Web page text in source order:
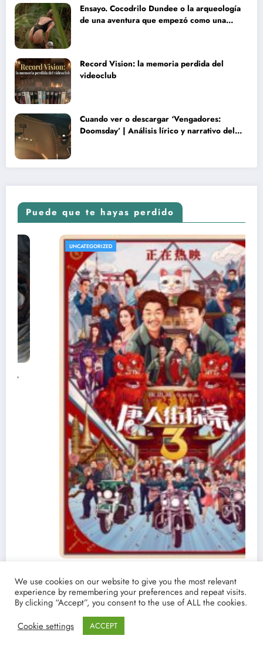
Ensayo. Cocodrilo Dundee o la arqueología
de una aventura que empezó como una
Record Vision: la memoria perdida del
videoclub
Cuando ver o descargar ‘Vengadores:
Doomsday’ | Análisis lírico y narrativo del
Puede que te hayas perdido
UNCATEGORIZED
Ver y Descargar ‘Detective Chinatown 3’ |
Torrent castellano español | La película china
que supera en taquillla a Endgame
19/03/2021 lucenpop
We use cookies on our website to give you the most relevant
experience by remembering your preferences and repeat visits.
By clicking “Accept”, you consent to the use of ALL the cookies.
Cookie settings
ACCEPT